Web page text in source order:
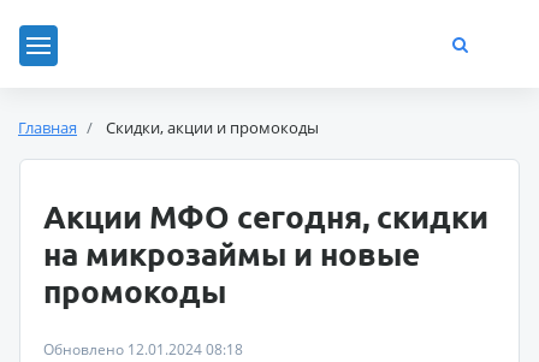
Главная Скидки, акции и промокоды
Акции МФО сегодня, скидки
на микрозаймы и новые
промокоды
Обновлено 12.01.2024 08:18